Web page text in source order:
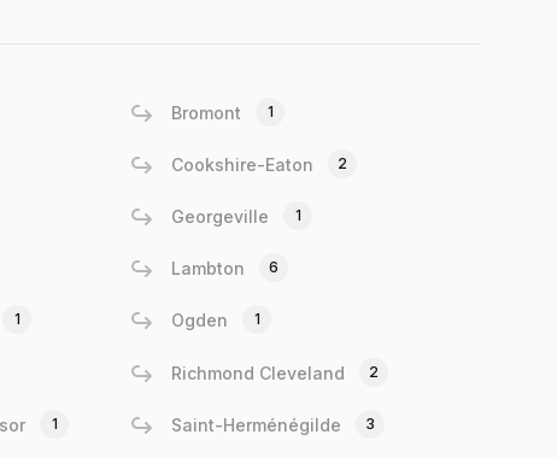
Bromont 1
Cookshire-Eaton 2
Georgeville 1
Lambton 6
1 Ogden 1
Richmond Cleveland 2
1 Saint-Herménégilde 3